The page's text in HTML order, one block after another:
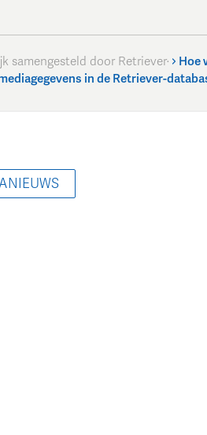
samengesteld door Retriever· Hoe
in de Retriever-